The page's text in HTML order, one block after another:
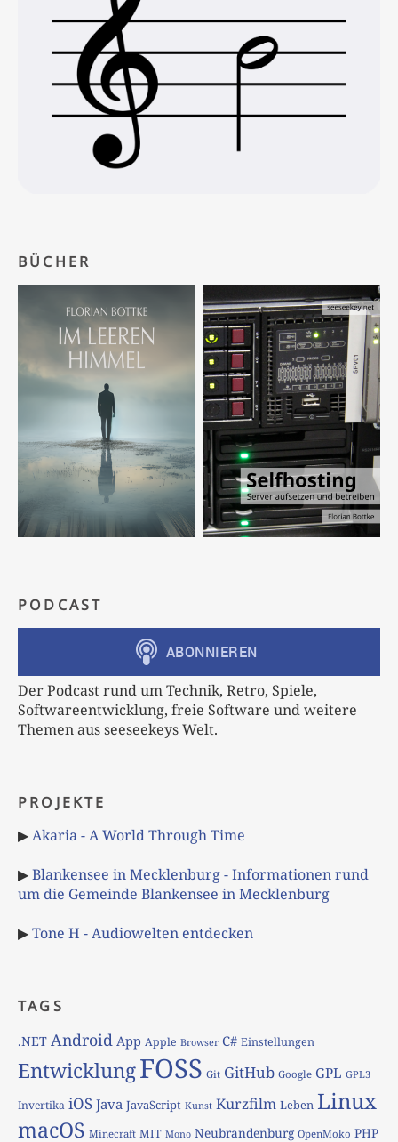
BÜCHER
PODCAST
Der Podcast rund um Technik, Retro, Spiele,
Softwareentwicklung, freie Software und weitere
Themen aus seeseekeys Welt.
PROJEKTE
▶Akaria - A World Through Time
▶Blankensee in Mecklenburg - Informationen rund
um die Gemeinde Blankensee in Mecklenburg
▶Tone H - Audiowelten entdecken
TAGS
.NET Android App Apple Browser C# Einstellungen
EntwicklungFOSS Git GitHub Google GPL GPL3
Invertika iOS Java JavaScript Kunst Kurzfilm Leben Linux
macOS Minecraft MIT Mono Neubrandenburg OpenMoko PHP